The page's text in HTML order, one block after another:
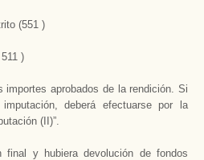
(551 )
)
importes aprobados de la rendición. Si
deberá efectuarse por la
(II)”.
y hubiera devolución de fondos